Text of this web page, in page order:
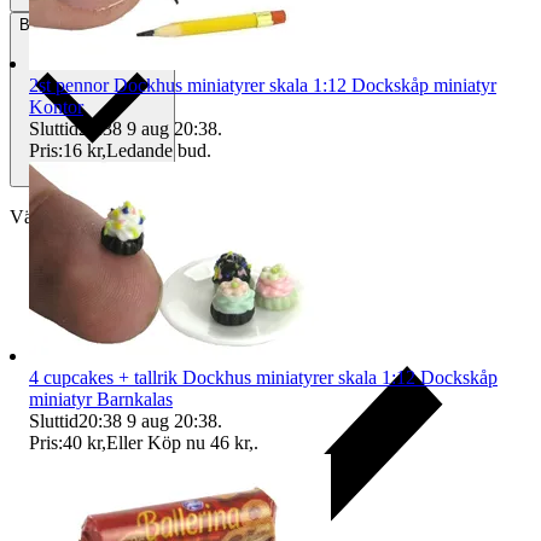
BetalningVia Tradera
Välj till köparskydd
2st pennor Dockhus miniatyrer skala 1:12 Dockskåp miniatyr
Kontor
Sluttid20:38 9 aug 20:38.
Pris:16 kr,Ledande bud.
4 cupcakes + tallrik Dockhus miniatyrer skala 1:12 Dockskåp
miniatyr Barnkalas
Sluttid20:38 9 aug 20:38.
Pris:40 kr,Eller Köp nu 46 kr,.